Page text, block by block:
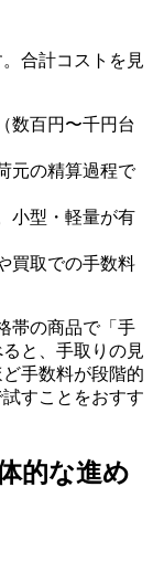
合計コストを見
数百円〜千円台
元の精算過程で
小型・軽量が有
買取での手数料
帯の商品で「手
と、手取りの見
手数料が段階的
すことをおすす
的な進め